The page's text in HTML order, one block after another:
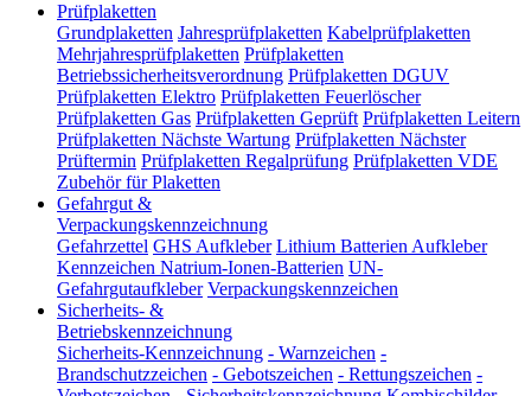
Prüfplaketten
Grundplaketten Jahresprüfplaketten Kabelprüfplaketten
Mehrjahresprüfplaketten Prüfplaketten
Betriebssicherheitsverordnung Prüfplaketten DGUV
Prüfplaketten Elektro Prüfplaketten Feuerlöscher
Prüfplaketten Gas Prüfplaketten Geprüft Prüfplaketten Leitern
Prüfplaketten Nächste Wartung Prüfplaketten Nächster
Prüftermin Prüfplaketten Regalprüfung Prüfplaketten VDE
Zubehör für Plaketten
Gefahrgut &
Verpackungskennzeichnung
Gefahrzettel GHS Aufkleber Lithium Batterien Aufkleber
Kennzeichen Natrium-Ionen-Batterien UN-
Gefahrgutaufkleber Verpackungskennzeichen
Sicherheits- &
Betriebskennzeichnung
Sicherheits-Kennzeichnung - Warnzeichen -
Brandschutzzeichen - Gebotszeichen - Rettungszeichen -